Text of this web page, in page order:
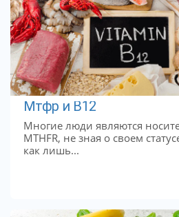
Мтфр и B12
Многие люди являются
MTHFR, не зная о своем
как лишь...